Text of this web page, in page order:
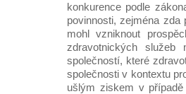
konkurence podle
povinnosti, zejména
mohl vzniknout
zdravotnických
společností, které
společnosti v kontextu
ušlým ziskem v